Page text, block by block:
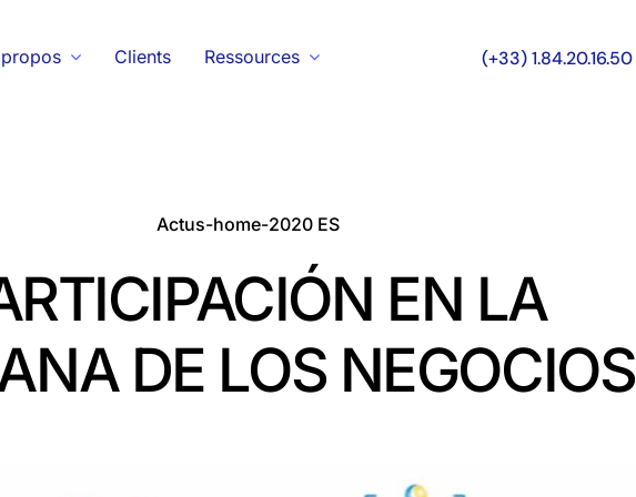
Clients Ressources (+33) 1.84.20.16.50
Actus-home-2020 ES
EN LA
DE LOS NEGOCIOS